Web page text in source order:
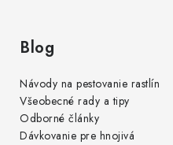
Blog
Návody na pestovanie rastlín
Všeobecné rady a tipy
Odborné články
Dávkovanie pre hnojivá